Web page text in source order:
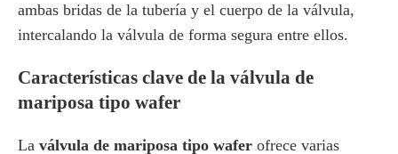
ambas bridas de la tubería y el cuerpo de la válvula,
intercalando la válvula de forma segura entre ellos.
Características clave de la válvula de
mariposa tipo wafer
La válvula de mariposa tipo wafer ofrece varias